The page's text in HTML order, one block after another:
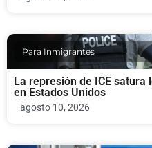
Para Inmigrantes
La represión de ICE
en Estados Unidos
agosto 10, 2026